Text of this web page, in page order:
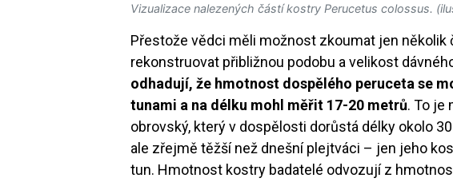
Vizualizace nalezených částí kostry Perucetus colossus.
Přestože vědci měli možnost zkoumat jen několik
rekonstruovat přibližnou podobu a velikost
odhadují, že hmotnost dospělého peruceta se
tunami a na délku mohl měřit 17-20 metrů. To je
obrovský, který v dospělosti dorůstá délky okolo
ale zřejmě těžší než dnešní plejtváci – jen jeho
tun. Hmotnost kostry badatelé odvozují z